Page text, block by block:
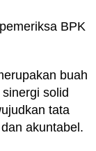
BPK
buah
solid
tata
akuntabel.